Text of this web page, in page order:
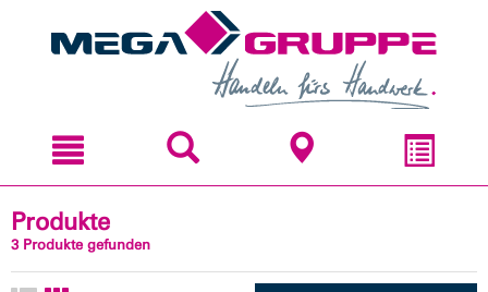
Produkte
3 Produkte gefunden